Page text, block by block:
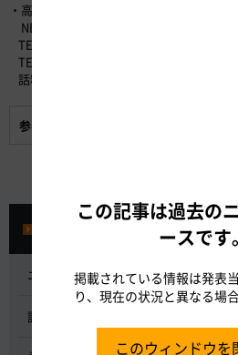
・高速道路の状況や代替路（無料）措置に
NEXCO中日本お客さまセンター （24時
TEL：0120-922-229 （フリーダイヤル）
TEL：052-223-0333 （フリーダイヤル
話料有料）
参考資料:
ニュースリリース
記者会見
この記事は過去の
ースです。
掲載されている情報は発表
り、現在の状況と異なる場
このウィンドウを